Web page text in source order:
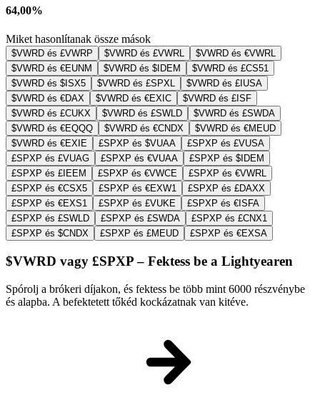
64,00%
Miket hasonlítanak össze mások
$VWRD és £VWRP $VWRD és £VWRL
$VWRD és €VWRL
$VWRD és €EUNM
$VWRD és $IDEM
$VWRD és £CS51
$VWRD és $ISX5
$VWRD és £SPXL
$VWRD és £IUSA
$VWRD és €DAX
$VWRD és €EXIC
$VWRD és £ISF
$VWRD és £CUKX
$VWRD és £SWLD
$VWRD és £SWDA
$VWRD és €EQQQ
$VWRD és €CNDX
$VWRD és €MEUD
$VWRD és €EXIE
£SPXP és $VUAA
£SPXP és £VUSA
£SPXP és £VUAG
£SPXP és €VUAA
£SPXP és $IDEM
£SPXP és £IEEM
£SPXP és €VWCE
£SPXP és €VWRL
£SPXP és €CSX5
£SPXP és €EXW1
£SPXP és £DAXX
£SPXP és €EXS1
£SPXP és £VUKE
£SPXP és €ISFA
£SPXP és £SWLD
£SPXP és £SWDA
£SPXP és £CNX1
£SPXP és $CNDX
£SPXP és £MEUD £SPXP és €EXSA
$VWRD vagy £SPXP – Fektess be a Lightyearen
Spórolj a brókeri díjakon, és fektess be több mint 6000 részvénybe
és alapba. A befektetett tőkéd kockázatnak van kitéve.